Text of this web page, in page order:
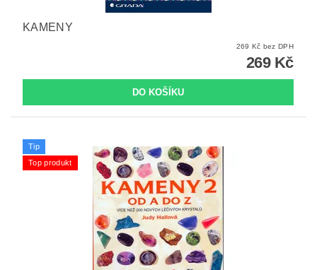
KAMENY
269 Kč bez DPH
269 Kč
Tip
Top produkt